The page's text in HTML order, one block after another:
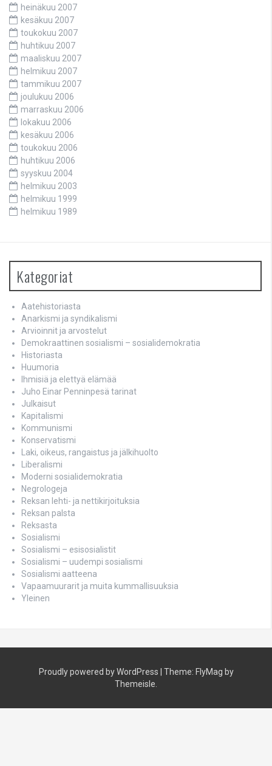
heinäkuu 2007
kesäkuu 2007
toukokuu 2007
huhtikuu 2007
maaliskuu 2007
helmikuu 2007
tammikuu 2007
joulukuu 2006
marraskuu 2006
lokakuu 2006
kesäkuu 2006
toukokuu 2006
huhtikuu 2006
syyskuu 2004
helmikuu 2003
helmikuu 1999
helmikuu 1989
Kategoriat
Aatehistoriasta
Anarkismi ja syndikalismi
Arvioinnit ja arvostelut
Demokraattinen sosialismi – sosialidemokratia
Historiasta
Huumoria
Ihmisiä ja elettyä elämää
Juho Einar Penninpesä tarinat
Julkaisut
Kapitalismi
Kommunismi
Konservatismi
Laki, oikeus, rangaistus ja jälkihuolto
Liberalismi
Moderni sosialidemokratia
Negrologeja
Reksan lehti- ja nettikirjoituksia
Reksan palsta
Reksasta
Sosialismi
Sosialismi – esisosialistit
Sosialismi – uudempi sosialismi
Sosialismi aatteena
Vapaamuurarit ja muita kummallisuuksia
Yleinen
Proudly powered by WordPress Theme: FlyMag by
Themeisle.